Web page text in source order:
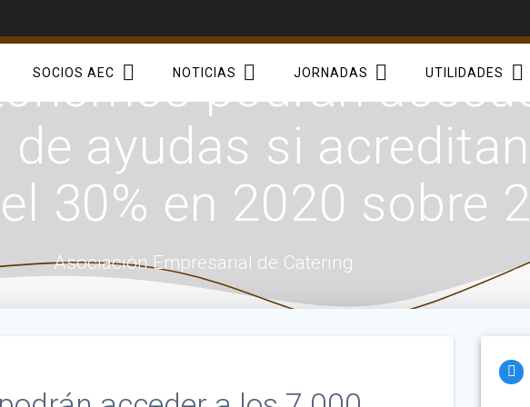
SOCIOS AEC NOTICIAS JORNADAS UTILIDADES
podrán
ayudas si
30% en 2020 sobre
Asociación Empresarial de Catering